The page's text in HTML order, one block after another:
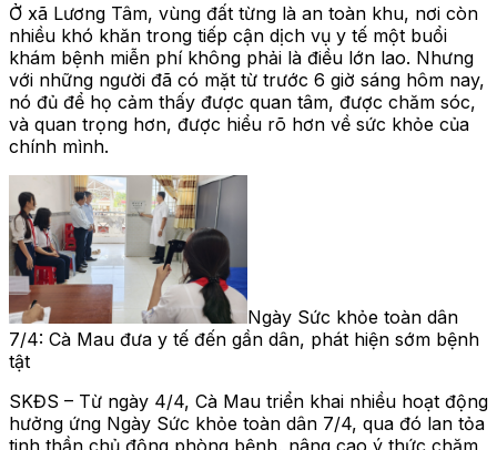
Ở xã Lương Tâm, vùng đất từng là an toàn khu, nơi còn
nhiều khó khăn trong tiếp cận dịch vụ y tế một buổi
khám bệnh miễn phí không phải là điều lớn lao. Nhưng
với những người đã có mặt từ trước 6 giờ sáng hôm nay,
nó đủ để họ cảm thấy được quan tâm, được chăm sóc,
và quan trọng hơn, được hiểu rõ hơn về sức khỏe của
chính mình.
Ngày Sức khỏe toàn dân
7/4: Cà Mau đưa y tế đến gần dân, phát hiện sớm bệnh
tật
SKĐS – Từ ngày 4/4, Cà Mau triển khai nhiều hoạt động
hưởng ứng Ngày Sức khỏe toàn dân 7/4, qua đó lan tỏa